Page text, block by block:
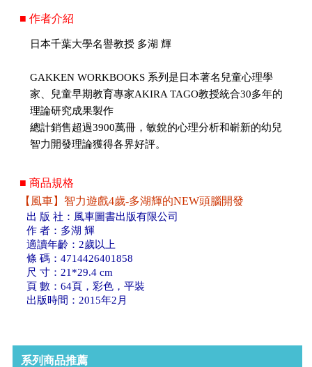
■ 作者介紹
日本千葉大學名譽教授 多湖 輝
GAKKEN WORKBOOKS 系列是日本著名兒童心理學
家、兒童早期教育專家AKIRA TAGO教授統合30多年的
理論研究成果製作
總計銷售超過3900萬冊，敏銳的心理分析和嶄新的幼兒
智力開發理論獲得各界好評。
■ 商品規格
【風車】智力遊戲4歲-多湖輝的NEW頭腦開發
出 版 社：風車圖書出版有限公司
作 者：多湖 輝
適讀年齡：2歲以上
條 碼：4714426401858
尺 寸：21*29.4 cm
頁 數：64頁，彩色，平裝
出版時間：2015年2月
系列商品推薦